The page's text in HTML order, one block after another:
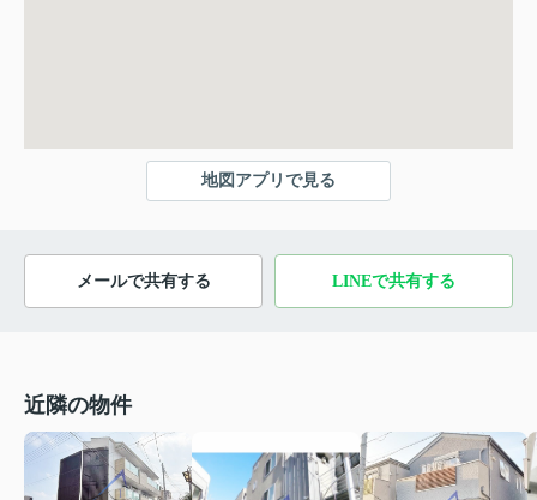
地図アプリで見る
メールで共有する LINEで共有する
近隣の物件